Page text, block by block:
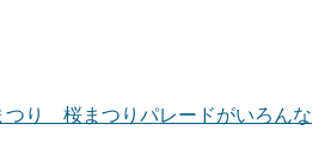
つり 桜まつりパレードがいろんな